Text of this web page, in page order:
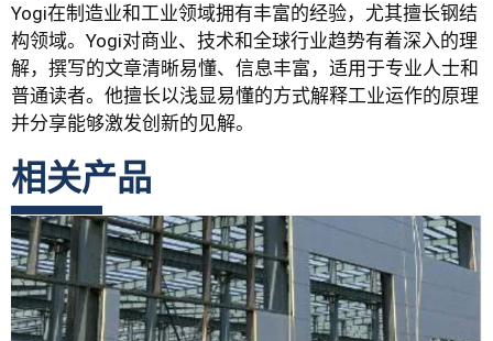
Yogi在制造业和工业领域拥有丰富的经验，尤其擅长钢结
构领域。Yogi对商业、技术和全球行业趋势有着深入的理
解，撰写的文章清晰易懂、信息丰富，适用于专业人士和
普通读者。他擅长以浅显易懂的方式解释工业运作的原理
并分享能够激发创新的见解。
相关产品